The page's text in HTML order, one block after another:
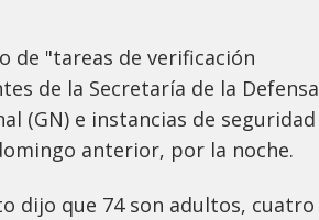
de "tareas de verificación
de la Secretaría de la Defensa
(GN) e instancias de seguridad
anterior, por la noche.
dijo que 74 son adultos, cuatro